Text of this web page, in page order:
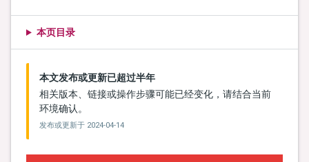
本页目录
本文发布或更新已超过半年
相关版本、链接或操作步骤可能已经变化，请结合当前
环境确认。
发布或更新于 2024-04-14